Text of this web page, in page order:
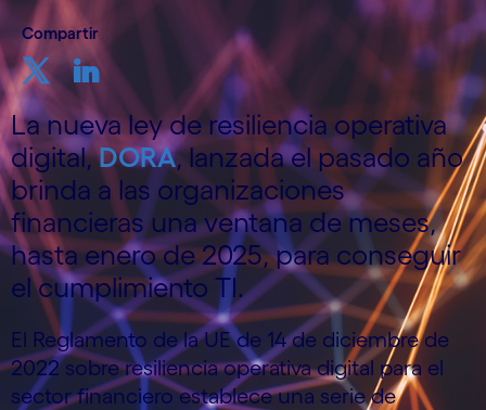
Compartir
La nueva ley de resiliencia operativa
digital,DORA, lanzada el pasado año
brinda a las organizaciones
financieras una ventana de meses,
hasta enero de 2025, para conseguir
el cumplimiento TI.
El Reglamento de la UE de 14 de diciembre de
2022 sobre resiliencia operativa digital para el
sector financiero establece una serie de